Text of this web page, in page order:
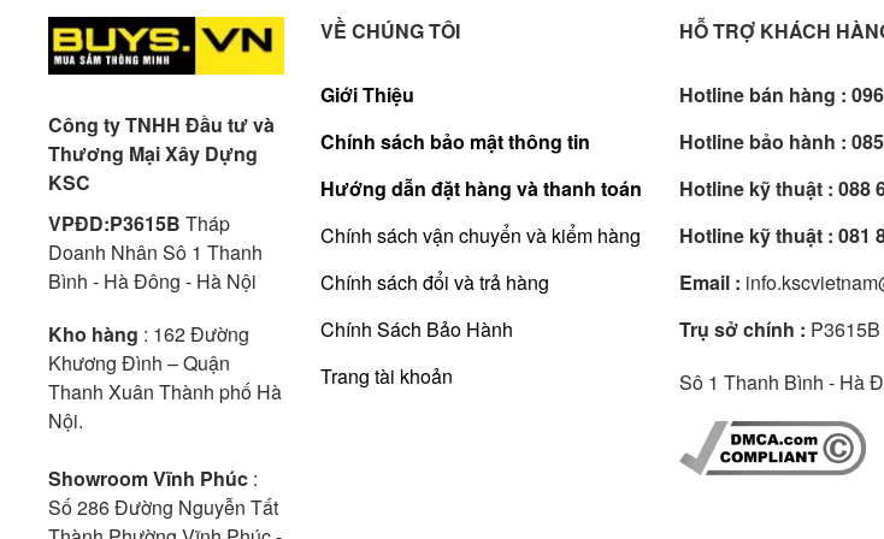
Công ty TNHH Đầu tư và
Thương Mại Xây Dựng
KSC
VPĐD:P3615B Tháp
Doanh Nhân Sô 1 Thanh
Bình - Hà Đông - Hà Nội
Kho hàng : 162 Đường
Khương Đình – Quận
Thanh Xuân Thành phố Hà
Nội.
Showroom Vĩnh Phúc :
Số 286 Đường Nguyễn Tất
VỀ CHÚNG TÔI
Giới Thiệu
Chính sách bảo mật thông tin
Hướng dẫn đặt hàng và thanh toán
Chính sách vận chuyển và kiểm hàng
Chính sách đổi và trả hàng
Chính Sách Bảo Hành
Trang tài khoản
HỖ TRỢ KHÁCH
Hotline bán hàng :
Hotline bảo hành :
Hotline kỹ thuật : 088
Hotline kỹ thuật : 081
Email :
Trụ sở chính :
Sô 1 Thanh Bình - Hà